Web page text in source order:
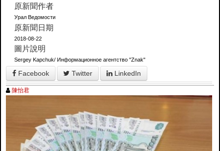
原新聞作者
Урал Ведомости
原新聞日期
2018-08-22
圖片說明
Sergey Kapchuk/ Информационное агентство "Znak"
Facebook Twitter LinkedIn
陳怡君